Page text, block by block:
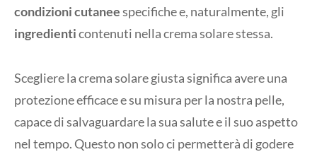
condizioni cutaneespecifiche e, naturalmente, gli
ingredienticontenuti nella crema solare stessa.
Scegliere la crema solare giusta significa avere una
protezione efficace e su misura per la nostra pelle,
capace di salvaguardare la sua salute e il suo aspetto
nel tempo. Questo non solo ci permetterà di godere